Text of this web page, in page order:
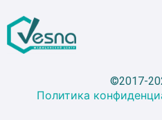
©2017-
Политика